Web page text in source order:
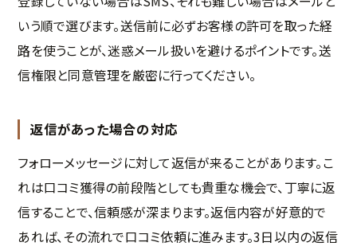
いう順で選びます。送信前に必ずお客様の許可を取った経
路を使うことが、迷惑メール扱いを避けるポイントです。送
信権限と同意管理を厳密に行ってください。
返信があった場合の対応
フォローメッセージに対して返信が来ることがあります。こ
れは口コミ獲得の前段階としても貴重な機会で、丁寧に返
信することで、信頼感が深まります。返信内容が好意的で
あれば、その流れで口コミ依頼に進みます。3日以内の返信